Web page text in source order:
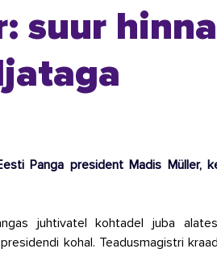
suur
Panga president Madis Müller,
juhtivatel kohtadel juba
kohal. Teadusmagistri